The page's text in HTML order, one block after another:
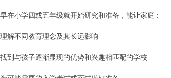
早在小学四或五年级就开始研究和准备，能让家庭：
理解不同教育理念及其长远影响
找到与孩子逐渐显现的优势和兴趣相匹配的学校